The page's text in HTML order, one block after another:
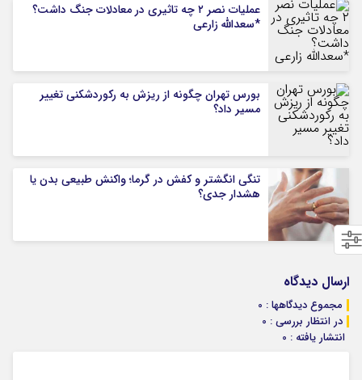
عملیات نصر ۲ چه تاثیری در معادلات جنگ داشت؟
*سعدالله زارعی
بورس تهران چگونه از ریزش به رکوردشکنی تغییر
مسیر داد؟
تنگی انگشتر و کفش در گرما؛ واکنش طبیعی بدن یا
هشدار جدی؟
ارسال دیدگاه
مجموع دیدگاهها : 0
در انتظار بررسی : 0
انتشار یافته : 0